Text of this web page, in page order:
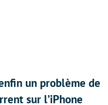
un problème de
sur l’iPhone